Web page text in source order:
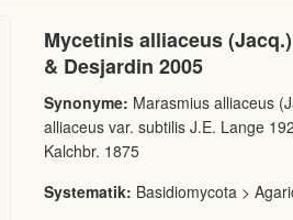
Mycetinis alliaceus
& Desjardin 2005
Synonyme: Marasmius alliaceus
alliaceus var. subtilis J.E. Lange
Kalchbr. 1875
Systematik: Basidiomycota >